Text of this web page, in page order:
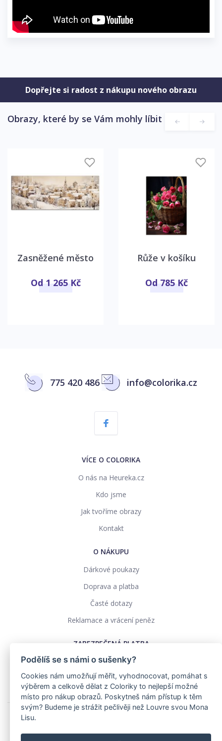
Dopřejte si radost z nákupu nového obrazu
Obrazy, které by se Vám mohly líbit
Zasněžené město
Od 1 265 Kč
Růže v košíku
Od 785 Kč
775 420 486 info@colorika.cz
VÍCE O COLORIKA
O nás na Heureka.cz
Kdo jsme
Jak tvoříme obrazy
Kontakt
O NÁKUPU
Dárkové poukazy
Doprava a platba
Časté dotazy
Reklamace a vrácení peněz
ZABEZPEČENÁ PLATBA
Podělíš se s námi o sušenky?
Cookies nám umožňují měřit, vyhodnocovat, pomáhat s
výběrem a celkově dělat z Coloriky to nejlepší možné
místo pro nákup obrazů. Poskytneš nám přístup k těm
svým? Budeme je strážit pečlivěji než Louvre svou Mona
Lisu.